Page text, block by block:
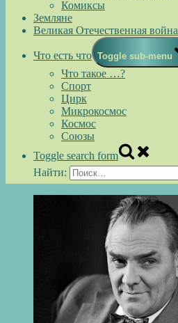
Комиксы
Земляне
Великая Отечественная война
Что есть что Toggle sub-menu
Что такое …?
Спорт
Цирк
Микрокосмос
Космос
Союзы
Toggle search form
Найти: